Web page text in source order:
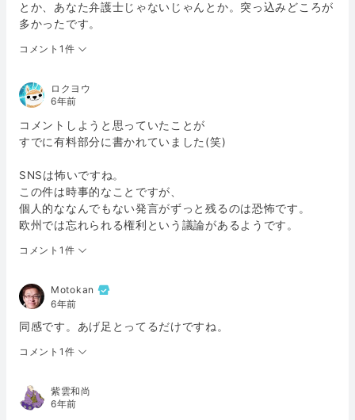
とか、あなた弁護士じゃないじゃんとか。突っ込みどころが
多かったです。
コメント1件
ロクヨウ
6年前
コメントしようと思っていたことが
すでに有料部分に書かれていました(笑)
SNSは怖いですね。
この件は時事的なことですが、
個人的ななんでもない発言がずっと残るのは恐怖です。
欧州では忘れられる権利という議論があるようです。
コメント1件
Motokan
6年前
同感です。あげ足とってるだけですね。
コメント1件
紫雲和尚
6年前